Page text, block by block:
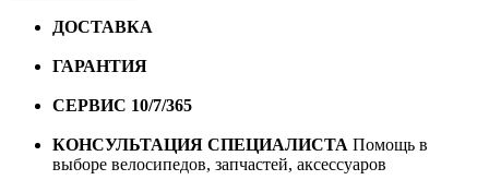
ДОСТАВКА
ГАРАНТИЯ
СЕРВИС 10/7/365
КОНСУЛЬТАЦИЯ СПЕЦИАЛИСТА Помощь в
выборе велосипедов, запчастей, аксессуаров